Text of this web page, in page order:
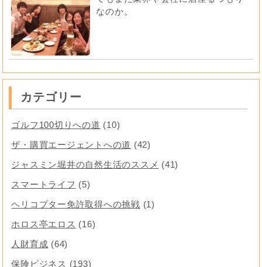
なのか。
カテゴリー
ゴルフ100切りへの道 (10)
ザ・購買エージェントへの道 (42)
ジャスミン堀井の自然生活のススメ (41)
スマートライフ (5)
ヘリコプター免許取得への挑戦 (1)
ホロス亭エロス (16)
人財育成 (64)
保険ビジネス (193)